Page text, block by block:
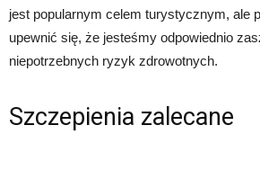
jest popularnym celem turystycznym, ale
upewnić się, że jesteśmy odpowiednio
niepotrzebnych ryzyk zdrowotnych.
Szczepienia zalecane